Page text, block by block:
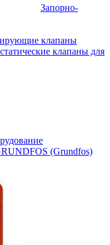
Запорно-
клапаны
клапаны для
(Grundfos)